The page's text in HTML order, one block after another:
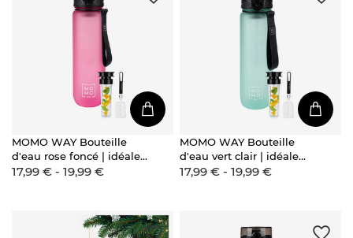
MOMO WAY Bouteille
d'eau rose foncé | idéale
pour les voyages BPA free
17,99 € - 19,99 €
MOMO WAY Bouteille
d'eau vert clair | idéale
pour les voyages | BPA
17,99 € - 19,99 €